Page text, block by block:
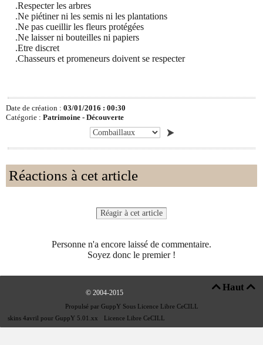
.Respecter les arbres
.Ne piétiner ni les semis ni les plantations
.Ne pas cueillir les fleurs protégées
.Ne laisser ni bouteilles ni papiers
.Etre discret
.Chasseurs et promeneurs doivent se respecter
Date de création : 03/01/2016 : 00:30
Catégorie : Patrimoine - Découverte
Réactions à cet article
Réagir à cet article
Personne n'a encore laissé de commentaire.
Soyez donc le premier !
Haut 
© 2004-2015
Propulsé par GuppY Sous Licence Libre CeCILL
skins 4avril pour GuppY 5.01.xx
Licence Libre CeCILL